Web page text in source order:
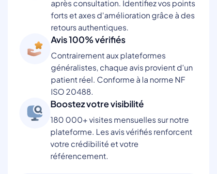
après consultation. Identifiez vos points
forts et axes d'amélioration grâce à des
retours authentiques.
Avis 100% vérifiés
Contrairement aux plateformes
généralistes, chaque avis provient d'un
patient réel. Conforme à la norme NF
ISO 20488.
Boostez votre visibilité
180 000+ visites mensuelles sur notre
plateforme. Les avis vérifiés renforcent
votre crédibilité et votre
référencement.